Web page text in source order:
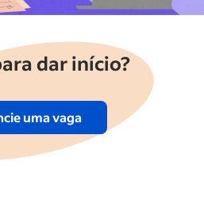
ou patrocinar
sobre publicação de
Empregos
dar início?
uma vaga